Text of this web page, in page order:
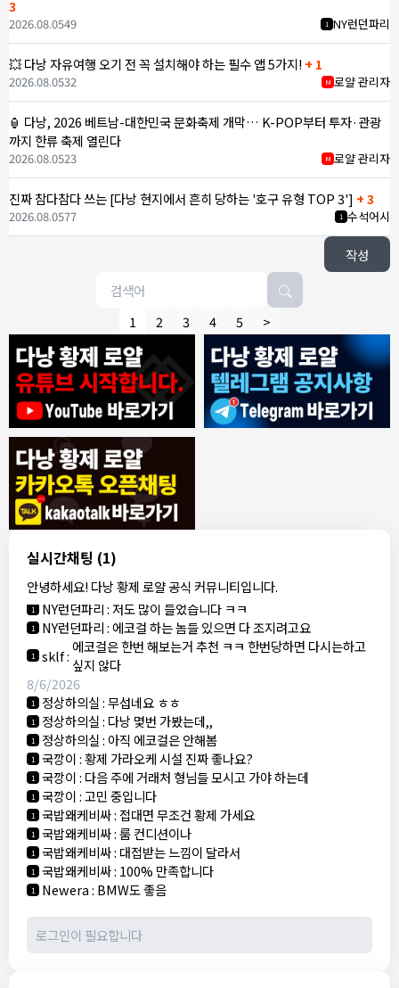
실시간채팅 (1)
안녕하세요! 다낭 황제 로얄 공식 커뮤니티입니다.
8/4/2026
1 모기한테물림:여기도 문의해보면 바로 알려줌
1 모기한테물림:정찰가보다 쌀수 없음
1 결혼안해:ㄹㅇ 팩트 ㅋㅋㅋㅋ
결혼안해:ㄹㅇ 팩트 ㅋㅋㅋㅋ
8/5/2026
NY런던파리 :다낭 에코걸 여기서 예약 가능한가요?
1 3군:에코걸 좀 조심 하는게 좋음
1 NY런던파리:저도 많이 들었습니다 ㅋㅋ
1 NY런던파리: 에코걸 하는 놈들 있으면 다 조지려고요
1 sklf: 에코걸은 한번 해보는거 추천 ㅋㅋ 한번당하면 다시는하고
싶지 않다
8/6/2026
1 정상하의실:무섭네요 ㅎㅎ
1 정상하의실: 다낭 몇번 가봤는데,,
1 정상하의실: 아직 에코걸은 안해봄
1 국깡이:황제 가라오케 시설 진짜 좋나요?
1 국깡이: 다음 주에 거래처 형님들 모시고 가야 하는데
1 국깡이:고민 중입니다
1 국밥왜케비싸: 접대면 무조건 황제 가세요
1 국밥왜케비싸:룸 컨디션이나
1 국밥왜케비싸: 대접받는 느낌이 달라서
1 국밥왜케비싸: 100% 만족합니다
1 Newera: BMW도 좋음
3
1 NY런던파리
2026.08.0549
💥 다낭 자유여행 오기 전 꼭 설치해야 하는 필수 앱 5가지! + 1
M 로얄 관리자
2026.08.0532
🏮 다낭, 2026 베트남-대한민국 문화축제 개막… K-POP부터 투자·관광
까지 한류 축제 열린다
M 로얄 관리자
2026.08.0523
진짜 참다참다 쓰는 [다낭 현지에서 흔히 당하는 '호구 유형 TOP 3'] + 3
1 수석어시
2026.08.0577
작성
1 2 3 4 5 >